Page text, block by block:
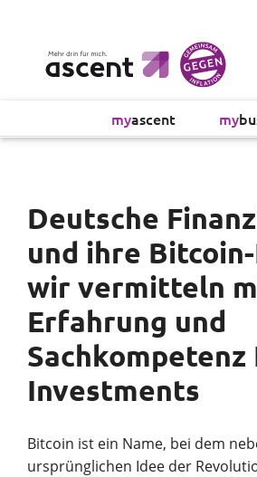
myascent my
Alltagsökonomie
Absicherung
Finanzvorsorge
Vollmachtsplanung
Sachversicherung
Sparen
Unternehmen
Deutsche
und ihre
wir vermitteln
Erfahrung und
Investments
Bitcoin ist ein Name, bei dem
ursprünglichen Idee der